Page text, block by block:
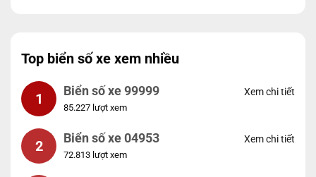
Top biển số xe xem nhiều
1 Biển số xe 99999
85.227 lượt xem
Xem chi tiết
2 Biển số xe 04953
72.813 lượt xem
Xem chi tiết